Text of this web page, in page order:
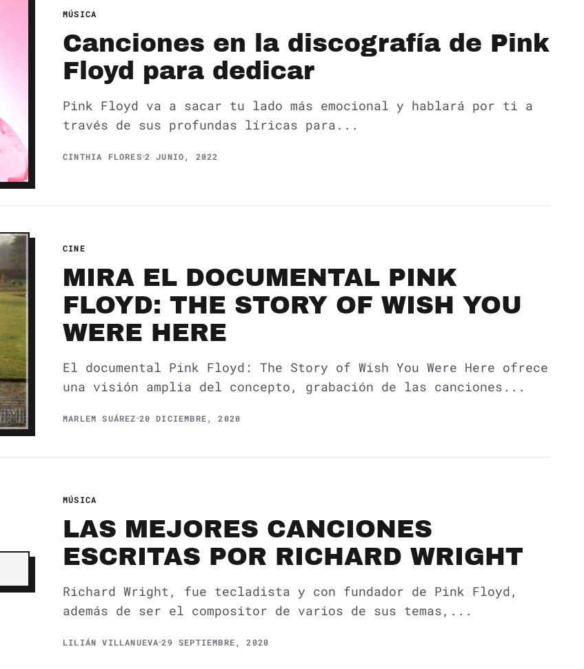
MÚSICA
Canciones en la discografía de Pink
Floyd para dedicar
Pink Floyd va a sacar tu lado más emocional y hablará por ti a
través de sus profundas líricas para...
CINTHIA FLORES 2 JUNIO, 2022
CINE
MIRA EL DOCUMENTAL PINK
FLOYD: THE STORY OF WISH YOU
WERE HERE
El documental Pink Floyd: The Story of Wish You Were Here ofrece
una visión amplia del concepto, grabación de las canciones...
MARLEM SUÁREZ 20 DICIEMBRE, 2020
MÚSICA
LAS MEJORES CANCIONES
ESCRITAS POR RICHARD WRIGHT
Richard Wright, fue tecladista y con fundador de Pink Floyd,
además de ser el compositor de varios de sus temas,...
LILIÁN VILLANUEVA 29 SEPTIEMBRE, 2020